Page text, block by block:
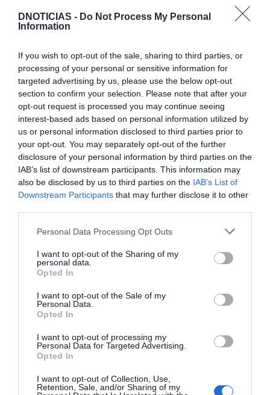
DNOTICIAS - Do Not Process My Personal
Information
If you wish to opt-out of the sale, sharing to third parties, or
processing of your personal or sensitive information for
targeted advertising by us, please use the below opt-out
section to confirm your selection. Please note that after your
opt-out request is processed you may continue seeing
interest-based ads based on personal information utilized by
us or personal information disclosed to third parties prior to
your opt-out. You may separately opt-out of the further
disclosure of your personal information by third parties on the
IAB’s list of downstream participants. This information may
also be disclosed by us to third parties on the IAB’s List of
Downstream Participants that may further disclose it to other
Please note that this website/app uses one or more Google
not limited to your visit or usage behaviour. You may click to
grant or deny consent to Google and its third-party tags to
use your data for below specified purposes in below Google
consent section.
Personal Data Processing Opt Outs
I want to opt-out of the Sharing of my
personal data.
Opted In
I want to opt-out of the Sale of my
Personal Data.
Opted In
I want to opt-out of processing my
Personal Data for Targeted Advertising.
Opted In
I want to opt-out of Collection, Use,
Retention, Sale, and/or Sharing of my
PRODUTOS E MARCAS
CTT tornam a promover 'Pai Natal Solidário'
para ajudar quem mais precisa
18 Nov 11:09